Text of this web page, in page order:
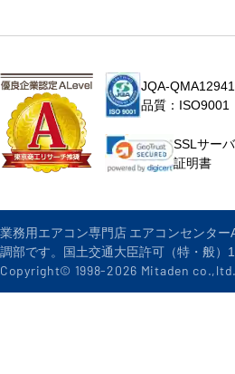
JQA-QMA12941
品質：ISO9001
SSLサーバ
証明書
業務用エアコン専門店 エアコンセンタ
調部です。国土交通大臣許可（特・般）
Copyright© 1998-2026 Mitaden